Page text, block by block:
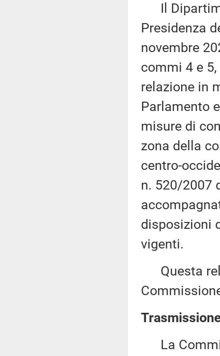
Il
Presidenza
novembre
commi 4 e
relazione in
Parlamento
misure di
zona della
centro-
n. 520/2007
disposizioni
vigenti.
Questa
La